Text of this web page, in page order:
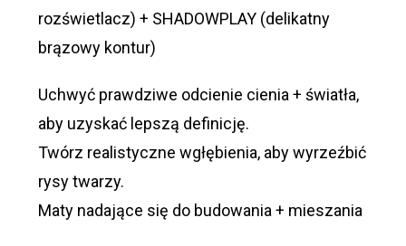
rozświetlacz) + SHADOWPLAY (delikatny
brązowy kontur)
Uchwyć prawdziwe odcienie cienia + światła,
aby uzyskać lepszą definicję.
Twórz realistyczne wgłębienia, aby wyrzeźbić
rysy twarzy.
Maty nadające się do budowania + mieszania